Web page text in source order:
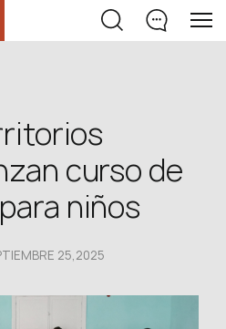
curso de
niños
25,2025